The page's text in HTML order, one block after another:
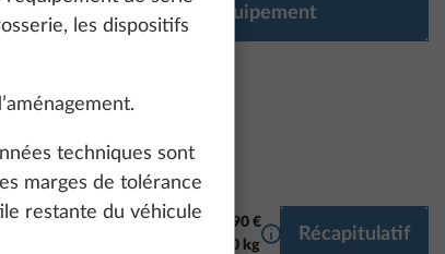
Configurer l’équipement
48 490 €
425,0 kg
Plus d’informations
Récapitulatif
les dispositifs
techniques sont
marges de tolérance
restante du véhicule